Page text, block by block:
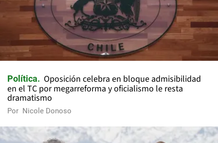
Política
Oposición celebra en bloque admisibilidad
en el TC por megarreforma y oficialismo le resta
dramatismo
Por Nicole Donoso